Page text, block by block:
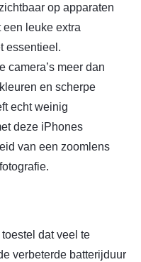
op apparaten
leuke extra
essentieel.
camera’s meer dan
en scherpe
echt weinig
deze iPhones
van een zoomlens
dat veel te
verbeterde batterijduur